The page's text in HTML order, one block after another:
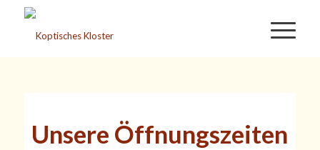
Unsere Öffnungszeiten